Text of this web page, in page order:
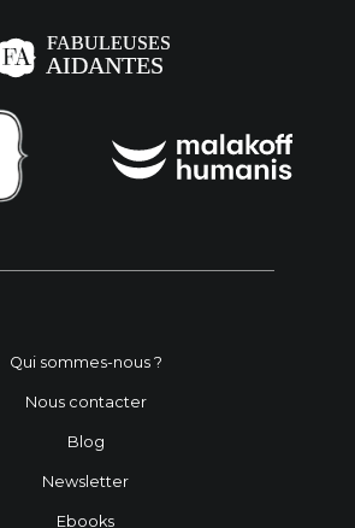
Qui sommes-nous ?
Nous contacter
Blog
Newsletter
Ebooks